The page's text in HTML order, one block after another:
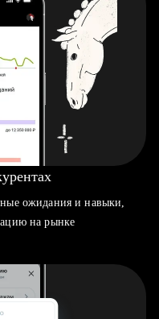
ожидания и навыки,
на рынке